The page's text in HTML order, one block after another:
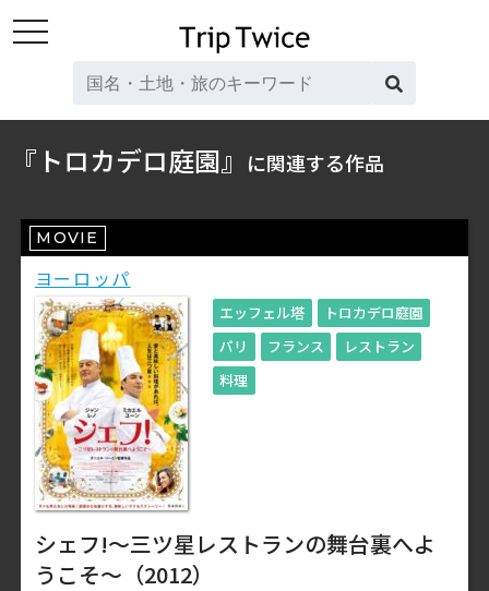
toggle
『トロカデロ庭園』 に関連する作品
MOVIE
ヨーロッパ
エッフェル塔
トロカデロ庭園
パリ
フランス
レストラン
料理
シェフ!～三ツ星レストランの舞台裏へよ
うこそ～（2012）